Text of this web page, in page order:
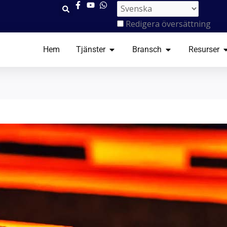
Redigera översättning
Hem Tjänster ÖPPNA TJÄNSTER
Bransch ÖPPNA BRANSCH
Resurser